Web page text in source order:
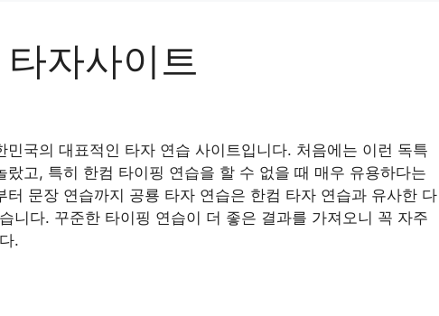
자사이트
국의 대표적인 타자 연습 사이트입니다. 처음에는 이런 독특
고, 특히 한컴 타이핑 연습을 할 수 없을 때 매우 유용하다는
터 문장 연습까지 공룡 타자 연습은 한컴 타자 연습과 유사한 다
니다. 꾸준한 타이핑 연습이 더 좋은 결과를 가져오니 꼭 자주
.